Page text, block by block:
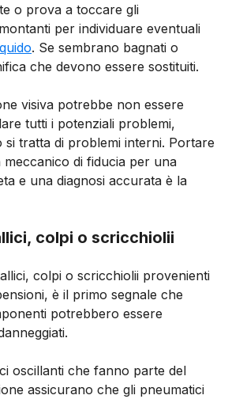
o prova a toccare gli
per individuare eventuali
. Se sembrano bagnati o
che devono essere sostituiti.
visiva potrebbe non essere
tutti i potenziali problemi,
tratta di problemi interni. Portare
di fiducia per una
e una diagnosi accurata è la
colpi o scricchiolii
colpi o scricchiolii provenienti
è il primo segnale che
potrebbero essere
oscillanti che fanno parte del
assicurano che gli pneumatici